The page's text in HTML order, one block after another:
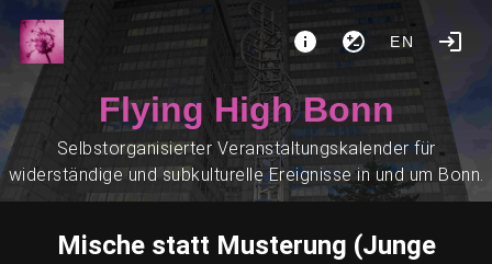
EN
Flying High Bonn
Selbstorganisierter Veranstaltungskalender für
widerständige und subkulturelle Ereignisse in und um Bonn.
Mische statt Musterung (Junge